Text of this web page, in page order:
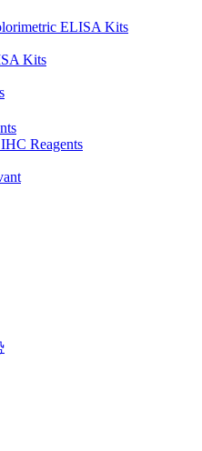
ELISA Kits
Kits
Reagents